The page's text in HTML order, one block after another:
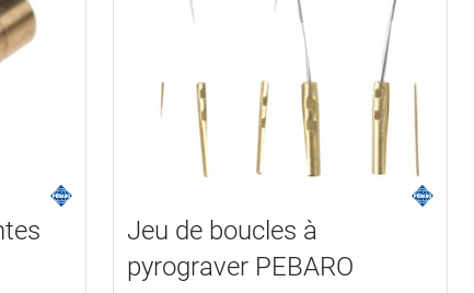
Jeu de boucles à
pyrograver PEBARO